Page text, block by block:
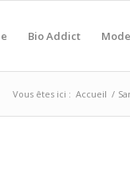
Bio Addict
Vous êtes ici : Accueil /